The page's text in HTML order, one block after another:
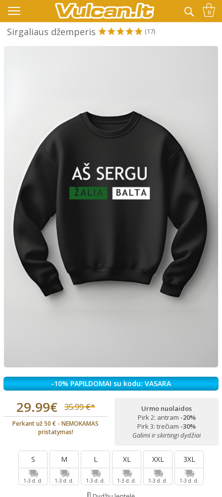
👉 -10% KODAS VISKAM PAPILDOMAI: VASARA 0
Sirgaliaus džemperis (17)
-10% PAPILDOMAI su kodu: VASARA
29.99€ 35.99 €*
Perkant už 50 € - NEMOKAMAS
pristatymas!
Urmo nuolaidos
Pirk 2: antram -20%
Pirk 3: trečiam -30%
Galimi ir skirtingi dydžiai
S
1-3 d. d.
M
1-3 d. d.
L
1-3 d. d.
XL
1-3 d. d.
XXL
1-3 d. d.
3XL
1-3 d. d.